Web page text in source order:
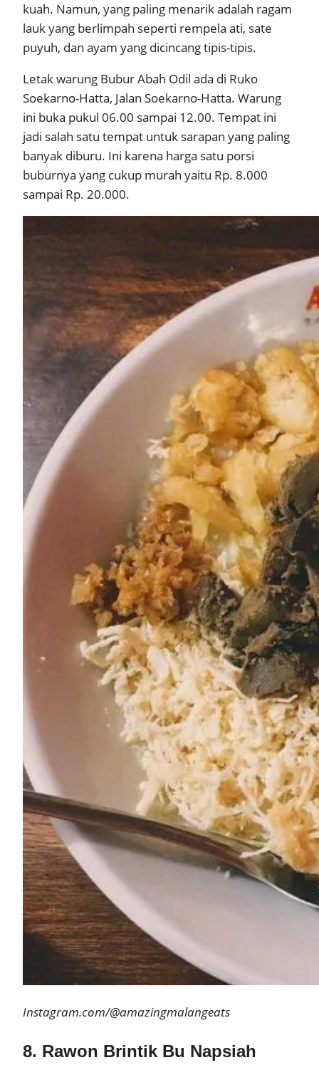
kuah. Namun, yang paling menarik adalah ragam
lauk yang berlimpah seperti rempela ati, sate
puyuh, dan ayam yang dicincang tipis-tipis.
Letak warung Bubur Abah Odil ada di Ruko
Soekarno-Hatta, Jalan Soekarno-Hatta. Warung
ini buka pukul 06.00 sampai 12.00. Tempat ini
jadi salah satu tempat untuk sarapan yang paling
banyak diburu. Ini karena harga satu porsi
buburnya yang cukup murah yaitu Rp. 8.000
sampai Rp. 20.000.
Instagram.com/@amazingmalangeats
8. Rawon Brintik Bu Napsiah